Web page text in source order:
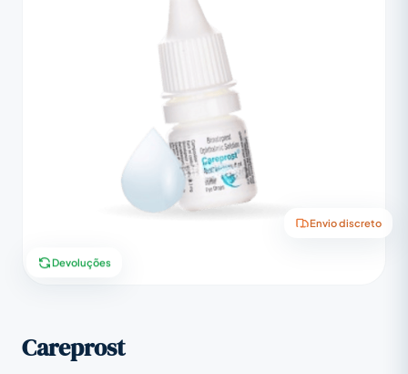
Envio discreto
Devoluções
Careprost